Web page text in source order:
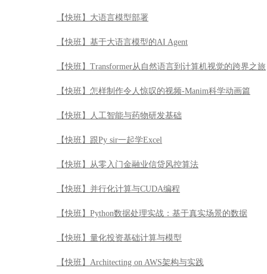
【快班】大语言模型部署
【快班】基于大语言模型的AI Agent
【快班】Transformer从自然语言到计算机视觉的跨界之旅
【快班】怎样制作令人惊叹的视频-Manim科学动画篇
【快班】人工智能与药物研发基础
【快班】跟Py sir一起学Excel
【快班】从零入门金融业信贷风控算法
【快班】并行化计算与CUDA编程
【快班】Python数据处理实战：基于真实场景的数据
【快班】量化投资基础计算与模型
【快班】Architecting on AWS架构与实践